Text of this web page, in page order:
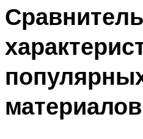
материалов